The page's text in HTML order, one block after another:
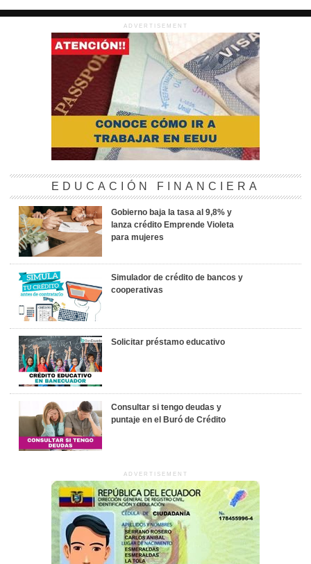
ADVERTISEMENT
EDUCACIÓN FINANCIERA
Gobierno baja la tasa al 9,8% y
lanza crédito Emprende Violeta
para mujeres
Simulador de crédito de bancos y
cooperativas
Solicitar préstamo educativo
Consultar si tengo deudas y
puntaje en el Buró de Crédito
ADVERTISEMENT